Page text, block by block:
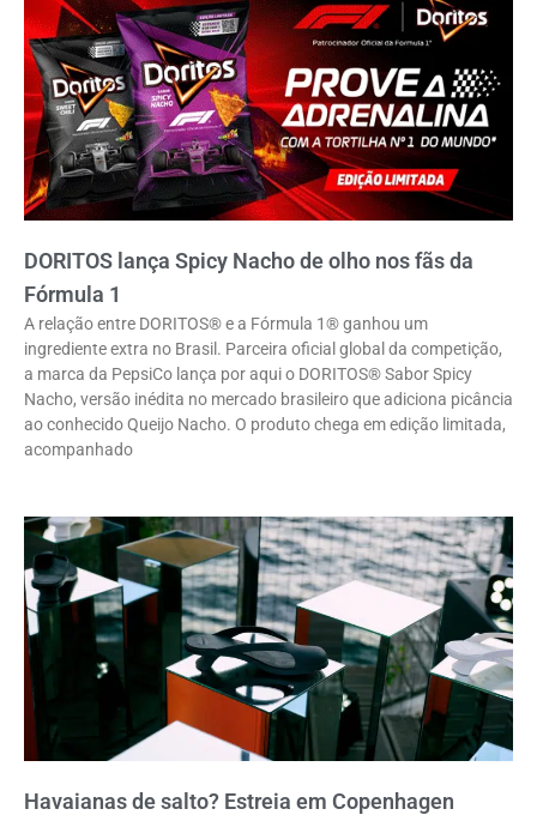
DORITOS lança Spicy Nacho de olho nos fãs da
Fórmula 1
A relação entre DORITOS® e a Fórmula 1® ganhou um
ingrediente extra no Brasil. Parceira oficial global da competição,
a marca da PepsiCo lança por aqui o DORITOS® Sabor Spicy
Nacho, versão inédita no mercado brasileiro que adiciona picância
ao conhecido Queijo Nacho. O produto chega em edição limitada,
acompanhado
Havaianas de salto? Estreia em Copenhagen